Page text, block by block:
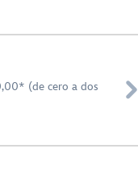
(de cero a dos
